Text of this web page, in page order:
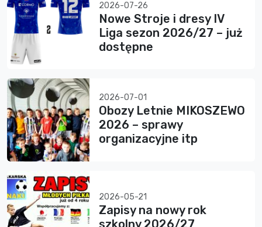
2026-07-26
Nowe Stroje i dresy IV
Liga sezon 2026/27 – już
dostępne
2026-07-01
Obozy Letnie MIKOSZEWO
2026 – sprawy
organizacyjne itp
2026-05-21
Zapisy na nowy rok
szkolny 2026/27